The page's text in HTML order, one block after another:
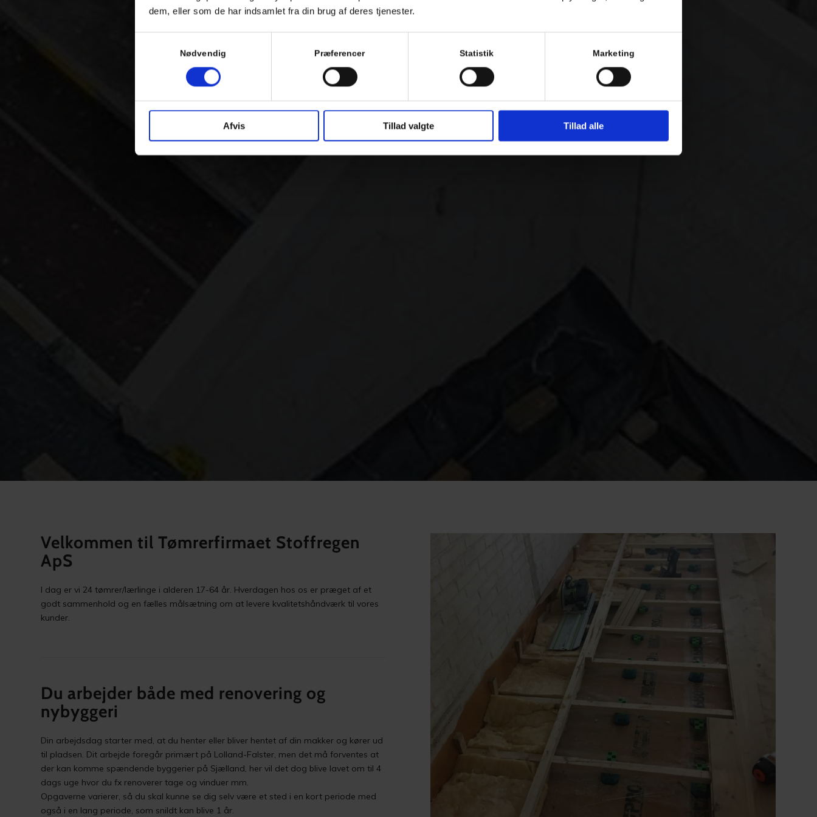
dem, eller som de har indsamlet fra din brug af deres tjenester.
Nødvendig Præferencer Statistik Marketing
Afvis Tillad valgte Tillad alle
Velkommen til Tømrerfirmaet Stoffregen
ApS
I dag er vi 24 tømrer/lærlinge i alderen 17-64 år. Hverdagen hos os er præget af et
godt sammenhold og en fælles målsætning om at levere kvalitetshåndværk til vores
kunder.
Du arbejder både med renovering og
nybyggeri
Din arbejdsdag starter med, at du henter eller bliver hentet af din makker og kører ud
til pladsen. Dit arbejde foregår primært på Lolland-Falster, men det må forventes at
der kan komme spændende byggerier på Sjælland, her vil det dog blive lavet om til 4
dags uge hvor du fx renoverer tage og vinduer mm.
Opgaverne varierer, så du skal kunne se dig selv være et sted i en kort periode med
også i en lang periode, som snildt kan blive 1 år.